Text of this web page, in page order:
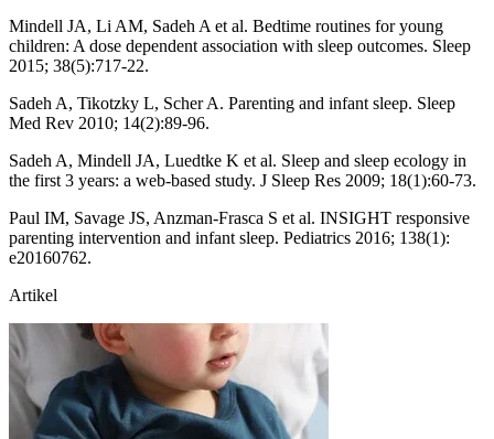
Mindell JA, Li AM, Sadeh A et al. Bedtime routines for young
children: A dose dependent association with sleep outcomes. Sleep
2015; 38(5):717-22.
Sadeh A, Tikotzky L, Scher A. Parenting and infant sleep. Sleep
Med Rev 2010; 14(2):89-96.
Sadeh A, Mindell JA, Luedtke K et al. Sleep and sleep ecology in
the first 3 years: a web-based study. J Sleep Res 2009; 18(1):60-73.
Paul IM, Savage JS, Anzman-Frasca S et al. INSIGHT responsive
parenting intervention and infant sleep. Pediatrics 2016; 138(1):
e20160762.
Artikel